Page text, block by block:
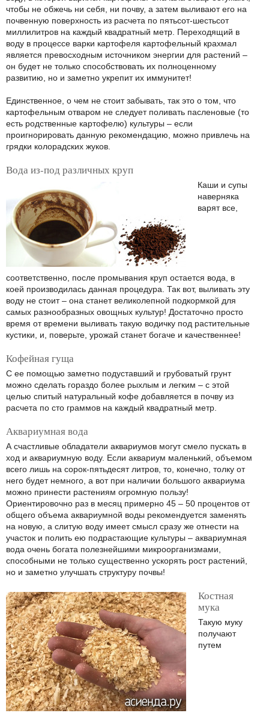
чтобы не обжечь ни себя, ни почву, а затем выливают его на
почвенную поверхность из расчета по пятьсот-шестьсот
миллилитров на каждый квадратный метр. Переходящий в
воду в процессе варки картофеля картофельный крахмал
является превосходным источником энергии для растений –
он будет не только способствовать их полноценному
развитию, но и заметно укрепит их иммунитет!
Единственное, о чем не стоит забывать, так это о том, что
картофельным отваром не следует поливать пасленовые (то
есть родственные картофелю) культуры – если
проигнорировать данную рекомендацию, можно привлечь на
грядки колорадских жуков.
Вода из-под различных круп
Каши и супы
наверняка
варят все,
соответственно, после промывания круп остается вода, в
коей производилась данная процедура. Так вот, выливать эту
воду не стоит – она станет великолепной подкормкой для
самых разнообразных овощных культур! Достаточно просто
время от времени выливать такую водичку под растительные
кустики, и, поверьте, урожай станет богаче и качественнее!
Кофейная гуща
С ее помощью заметно подуставший и грубоватый грунт
можно сделать гораздо более рыхлым и легким – с этой
целью спитый натуральный кофе добавляется в почву из
расчета по сто граммов на каждый квадратный метр.
Аквариумная вода
А счастливые обладатели аквариумов могут смело пускать в
ход и аквариумную воду. Если аквариум маленький, объемом
всего лишь на сорок-пятьдесят литров, то, конечно, толку от
него будет немного, а вот при наличии большого аквариума
можно принести растениям огромную пользу!
Ориентировочно раз в месяц примерно 45 – 50 процентов от
общего объема аквариумной воды рекомендуется заменять
на новую, а слитую воду имеет смысл сразу же отнести на
участок и полить ею подрастающие культуры – аквариумная
вода очень богата полезнейшими микроорганизмами,
способными не только существенно ускорять рост растений,
но и заметно улучшать структуру почвы!
Костная
мука
Такую муку
получают
путем